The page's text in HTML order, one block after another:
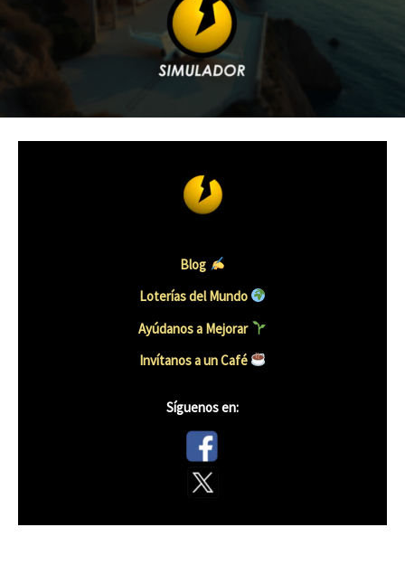
Blog
Loterías del Mundo
Ayúdanos a Mejorar
Invítanos a un Café
Síguenos en: